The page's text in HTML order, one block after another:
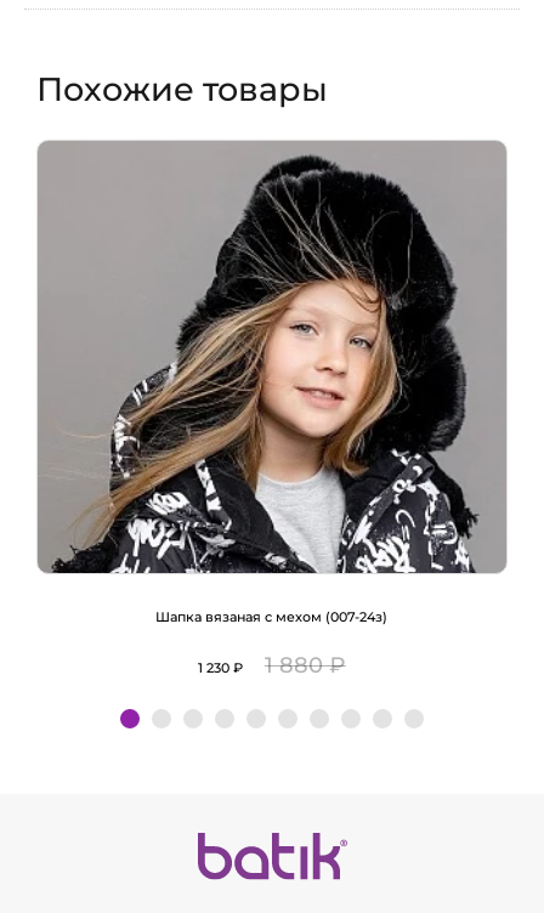
Похожие товары
Шапка вязаная с мехом (007-24з)
1 230 ₽ 1 880 ₽
Подробнее